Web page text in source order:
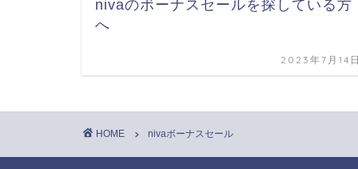
nivaのボーナスセールを探している方
へ
2023年7月14
HOME nivaボーナスセール